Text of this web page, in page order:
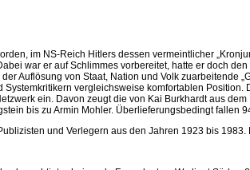
im NS-Reich Hitlers dessen vermeintlicher
war er auf Schlimmes vorbereitet, hatte er doch
Auflösung von Staat, Nation und Volk zuarbeitende
vergleichsweise komfortablen
ein. Davon zeugt die von Kai Burkhardt aus
bis zu Armin Mohler. Überlieferungsbedingt fallen
und Verlegern aus den Jahren 1923 bis